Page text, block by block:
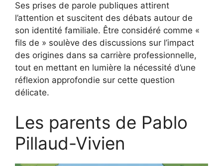
Ses prises de parole publiques attirent
l’attention et suscitent des débats autour de
son identité familiale. Être considéré comme «
fils de » soulève des discussions sur l’impact
des origines dans sa carrière professionnelle,
tout en mettant en lumière la nécessité d’une
réflexion approfondie sur cette question
délicate.
Les parents de Pablo
Pillaud-Vivien